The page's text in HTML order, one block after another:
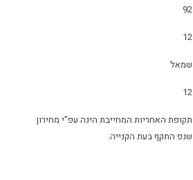
92
12
שמאל
12
תקופת האחריות המחייבת הינה עפ"י מחירון
שנפ התקף בעת הקנייה.